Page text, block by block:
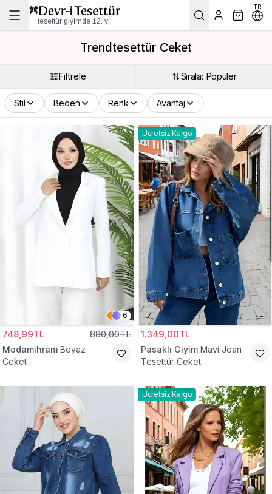
tesettür giyimde 12. yıl
TR
Trendtesettür Ceket
Filtrele Sırala: Popüler
Stil Beden Renk Avantaj
6
748,99TL 880,00TL
Modamihram Beyaz
Ceket
Ücretsiz Kargo
1.349,00TL
Pasaklı Giyim Mavi Jean
Tesettür Ceket
Ücretsiz Kargo